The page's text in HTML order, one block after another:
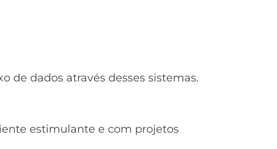
de dados através desses sistemas.
estimulante e com projetos